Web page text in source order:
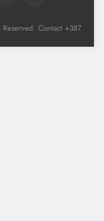
Contact +387